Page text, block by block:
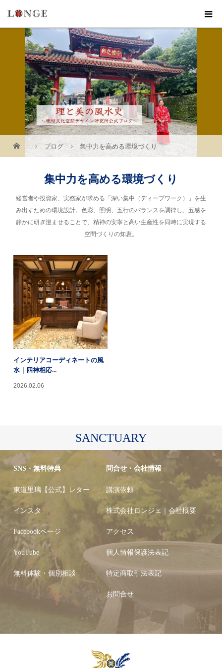
ブログ 集中力を高める環境づくり
集中力を高める環境づくり
経営者や投資家、実務家が求める「深い集中（ディープワーク）」を生
み出すための環境設計。色彩、照明、五行のバランスを調律し、五感を
静かに研ぎ澄ませることで、精神の安寧と高い生産性を同時に実現する
空間づくりの知恵。
インテリアコーディネートの風
水｜四神相応...
2026.02.06
SANCTUARY
SNS・無料特典
東道里璃【公式】レター
インスタ
Facebookページ
YouTube
無料体験・個別相談
問合せ・会社情報
講演依頼
株式会社ロンジェ｜会社概要
アクセス
個人情報保護法表記
特定商取引法表記
お問合せ